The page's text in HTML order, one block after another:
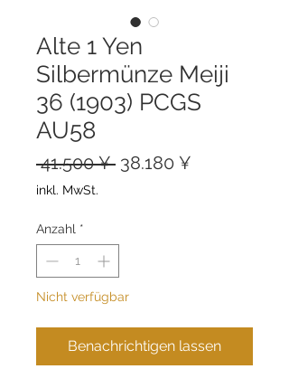
Alte 1 Yen
Silbermünze Meiji
36 (1903) PCGS
AU58
41.500 ¥ Standardpreis
38.180 ¥
inkl. MwSt.
Anzahl *
Nicht verfügbar
Benachrichtigen lassen